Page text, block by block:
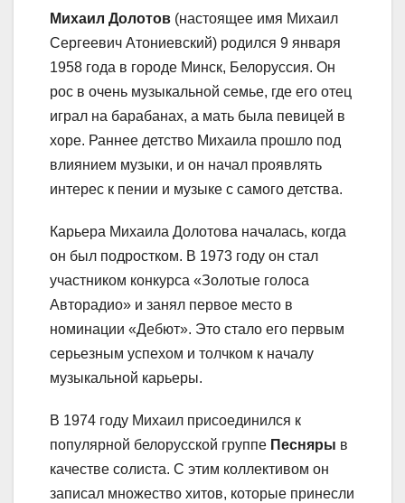
Михаил Долотов (настоящее имя Михаил
Сергеевич Атониевский) родился 9 января
1958 года в городе Минск, Белоруссия. Он
рос в очень музыкальной семье, где его отец
играл на барабанах, а мать была певицей в
хоре. Раннее детство Михаила прошло под
влиянием музыки, и он начал проявлять
интерес к пении и музыке с самого детства.
Карьера Михаила Долотова началась, когда
он был подростком. В 1973 году он стал
участником конкурса «Золотые голоса
Авторадио» и занял первое место в
номинации «Дебют». Это стало его первым
серьезным успехом и толчком к началу
музыкальной карьеры.
В 1974 году Михаил присоединился к
популярной белорусской группе Песняры в
качестве солиста. С этим коллективом он
записал множество хитов, которые принесли